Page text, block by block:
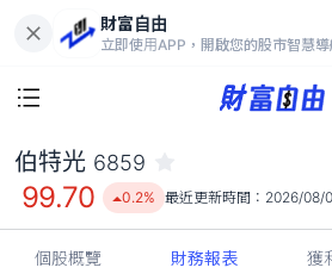
財富自由
立即使用APP，開啟您的股市智慧導
99.70
0.2%
伯特光 6859
99.70 0.2% 最近更新時間： 2026/08/
個股概覽 財務報表 獲